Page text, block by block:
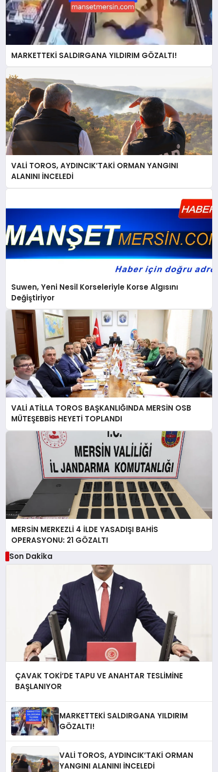
MARKETTEKİ SALDIRGANA YILDIRIM GÖZALTI!
VALİ TOROS, AYDINCIK’TAKİ ORMAN YANGINI
ALANINI İNCELEDİ
Suwen, Yeni Nesil Korseleriyle Korse Algısını
Değiştiriyor
VALİ ATİLLA TOROS BAŞKANLIĞINDA MERSİN OSB
MÜTEŞEBBİS HEYETİ TOPLANDI
MERSİN MERKEZLİ 4 İLDE YASADIŞI BAHİS
OPERASYONU: 21 GÖZALTI
Son Dakika
ÇAVAK TOKİ’DE TAPU VE ANAHTAR TESLİMİNE
BAŞLANIYOR
MARKETTEKİ SALDIRGANA YILDIRIM
GÖZALTI!
VALİ TOROS, AYDINCIK’TAKİ ORMAN
YANGINI ALANINI İNCELEDİ